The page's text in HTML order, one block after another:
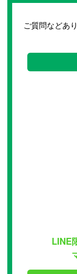
ご質問などあ
LINE